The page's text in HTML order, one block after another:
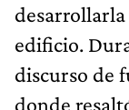
desarrollarla
edificio.
discurso de
donde